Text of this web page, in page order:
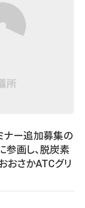
ナー追加募集の
参画し、脱炭素
おさかATCグリ